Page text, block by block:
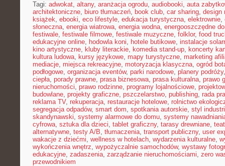
Tagi: adwokat, altany, aranżacja ogrodu, audiobooki, auta
architektoniczne, biuro tłumaczeń, book club, car sharing, design
książek, ebooki, eco lifestyle, edukacja turystyczna, elektrownie,
słoneczna, energia wiatrowa, energia wodna, energooszczędne
festiwale, festiwale filmowe, festiwale muzyczne, folklor, food
edukacyjne online, hodowla koni, hotele butikowe, instalacje
kino artystyczne, kluby literackie, komedia stand-up, koncerty
kultura ludowa, kursy językowe, mapy turystyczne, marketing
mediacje, miejsca rekreacyjne, motoryzacja klasyczna, ogród
podłogowe, organizacja eventów, parki narodowe, planery podróży
ciepła, porady prawne, prasa biznesowa, prasa kulturalna, prawo
nieruchomości, prawo rodzinne, programy lojalnościowe,
budowlane, projekty graficzne, pszczelarstwo, publishing, rada
reklama TV, rekuperacja, restauracje hotelowe, rolnictwo
segregacja odpadów, smart dom, spotkania autorskie, styl
skandynawski, systemy alarmowe do domu, systemy
cyfrowa, sztuka dla dzieci, tablet graficzny, tarasy drewniane,
alternatywne, testy A/B, tłumaczenia, transport publiczny, user
wakacje z dziećmi, wellness w hotelach, wydarzenia kulturalne,
wykończenia wnętrz, wypożyczalnie samochodów, wystawy
edukacyjne, zadaszenia, zarządzanie nieruchomościami, zero
przewodnikiem